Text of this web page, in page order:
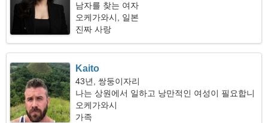
남자를 찾는 여자
오케가와시, 일본
진짜 사랑
Kaito
43년, 쌍둥이자리
나는 상원에서 일하고 낭만적인 여성이 필요합니
다
오케가와시
가족